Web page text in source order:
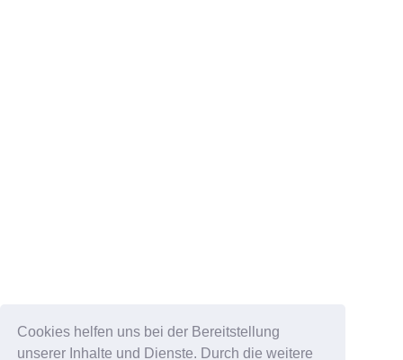
Cookies helfen uns bei der Bereitstellung
unserer Inhalte und Dienste. Durch die weitere